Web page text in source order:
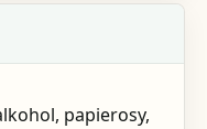
papierosy,